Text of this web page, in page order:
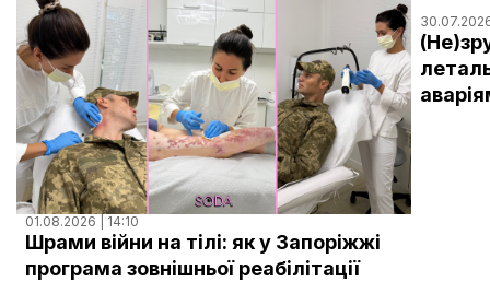
01.08.2026 | 14:10
Шрами війни на тілі: як у Запоріжжі
програма зовнішньої реабілітації